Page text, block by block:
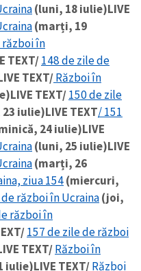
(luni, 18 iulie)LIVE
(marți, 19
război în
TEXT/148 de zile de
TEXT/Război în
LIVE TEXT/150 de zile
iulie)LIVE TEXT/ 151
24 iulie)LIVE
(luni, 25 iulie)LIVE
(marți, 26
ziua 154(miercuri,
război în Ucraina(joi,
război în
157 de zile de război
TEXT/Război în
iulie)LIVE TEXT/Război